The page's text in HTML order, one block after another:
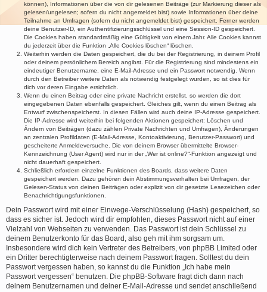
können), Informationen über die von dir gelesenen Beiträge (zur Markierung dieser als
gelesen/ungelesen; sofern du nicht angemeldet bist) sowie Informationen über deine
Teilnahme an Umfragen (sofern du nicht angemeldet bist) gespeichert. Ferner werden
deine Benutzer-ID, ein Authentifizierungsschlüssel und eine Session-ID gespeichert.
Die Cookies haben standardmäßig eine Gültigkeit von einem Jahr. Alle Cookies kannst
du jederzeit über die Funktion „Alle Cookies löschen“ löschen.
Weiterhin werden die Daten gespeichert, die du bei der Registrierung, in deinem Profil
oder deinem persönlichem Bereich angibst. Für die Registrierung sind mindestens ein
eindeutiger Benutzername, eine E-Mail-Adresse und ein Passwort notwendig. Wenn
durch den Betreiber weitere Daten als notwendig festgelegt wurden, so ist dies für
dich vor deren Eingabe ersichtlich.
Wenn du einen Beitrag oder eine private Nachricht erstellst, so werden die dort
eingegebenen Daten ebenfalls gespeichert. Gleiches gilt, wenn du einen Beitrag als
Entwurf zwischenspeicherst. In diesen Fällen wird auch deine IP-Adresse gespeichert.
Die IP-Adresse wird weiterhin bei folgenden Aktionen gespeichert: Löschen und
Ändern von Beiträgen (dazu zählen Private Nachrichten und Umfragen), Änderungen
an zentralen Profildaten (E-Mail-Adresse, Kontoaktivierung, Benutzer-Passwort) und
gescheiterte Anmeldeversuche. Die von deinem Browser übermittelte Browser-
Kennzeichnung (User Agent) wird nur in der „Wer ist online?“-Funktion angezeigt und
nicht dauerhaft gespeichert.
Schließlich erfordern einzelne Funktionen des Boards, dass weitere Daten
gespeichert werden. Dazu gehören dein Abstimmungsverhalten bei Umfragen, der
Gelesen-Status von deinen Beiträgen oder explizit von dir gesetzte Lesezeichen oder
Benachrichtigungsfunktionen.
Dein Passwort wird mit einer Einwege-Verschlüsselung (Hash) gespeichert, so
dass es sicher ist. Jedoch wird dir empfohlen, dieses Passwort nicht auf einer
Vielzahl von Webseiten zu verwenden. Das Passwort ist dein Schlüssel zu
deinem Benutzerkonto für das Board, also geh mit ihm sorgsam um.
Insbesondere wird dich kein Vertreter des Betreibers, von phpBB Limited oder
ein Dritter berechtigterweise nach deinem Passwort fragen. Solltest du dein
Passwort vergessen haben, so kannst du die Funktion „Ich habe mein
Passwort vergessen“ benutzen. Die phpBB-Software fragt dich dann nach
deinem Benutzernamen und deiner E-Mail-Adresse und sendet anschließend